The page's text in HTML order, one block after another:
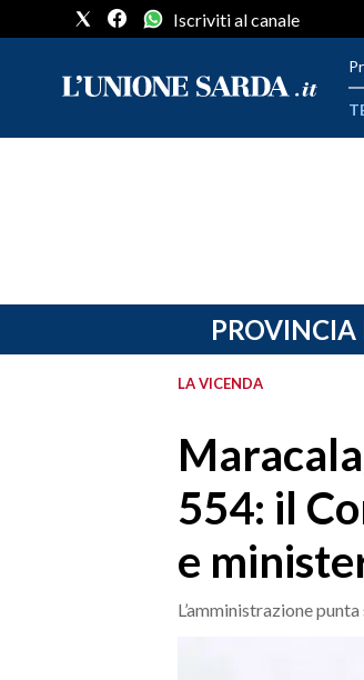
PROVINCIA DI CAGLIARI
Iscriviti al canale
PROVINCIA
LA VICENDA
554: il
e
L’amministrazione